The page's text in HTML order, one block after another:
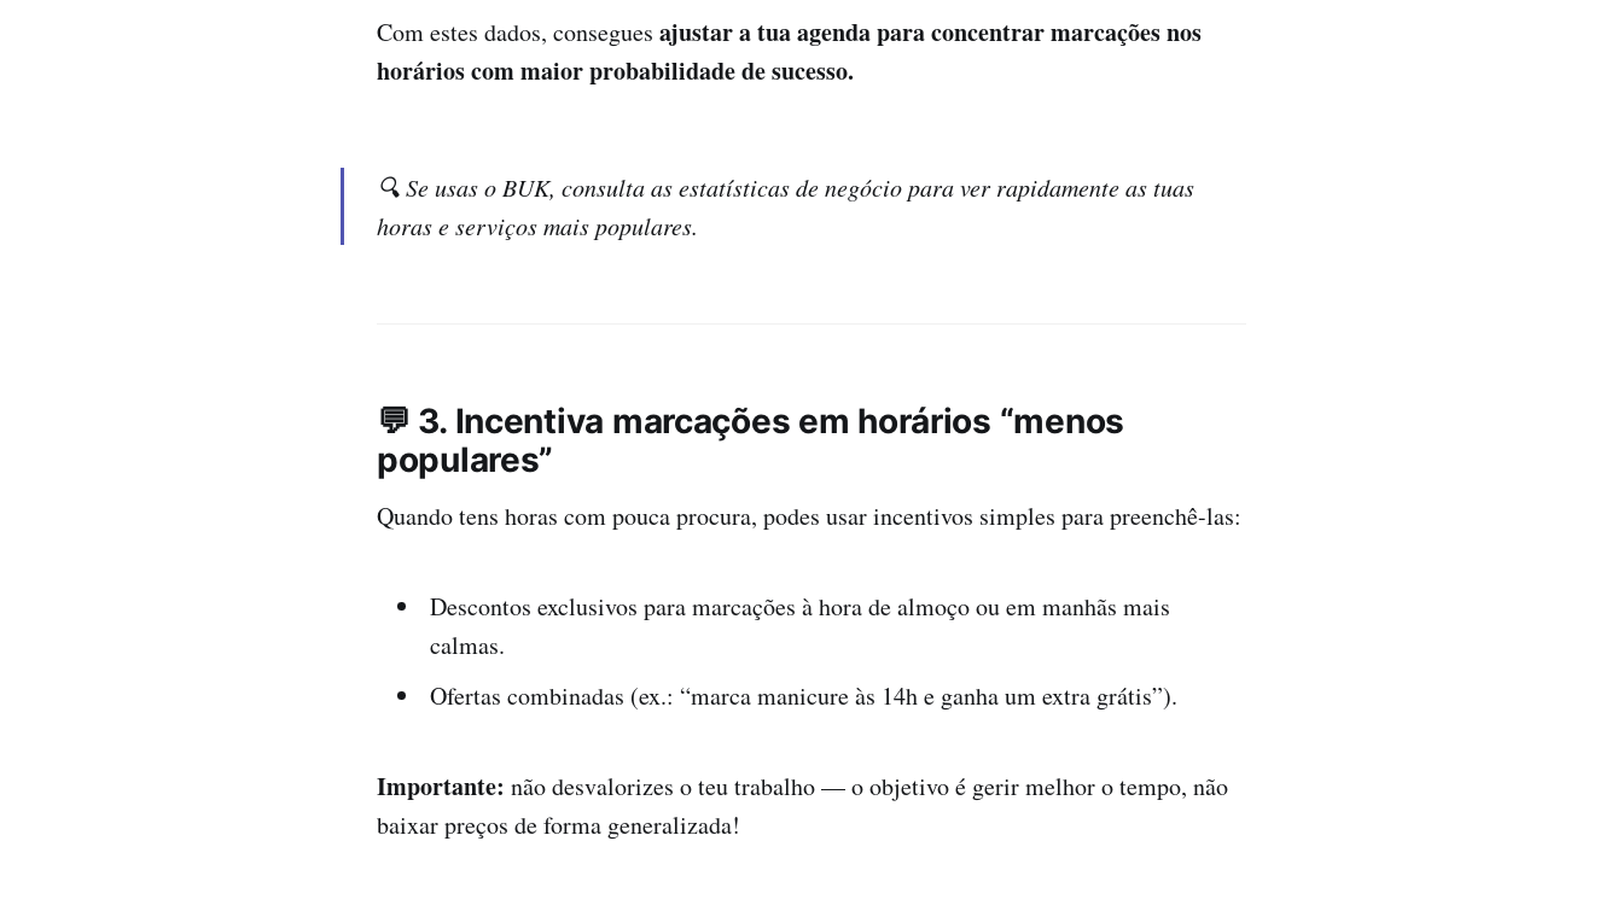
Com estes dados, consegues ajustar a tua agenda para concentrar marcações nos
horários com maior probabilidade de sucesso.
🔍 Se usas o BUK, consulta as estatísticas de negócio para ver rapidamente as tuas
horas e serviços mais populares.
💬 3. Incentiva marcações em horários “menos
populares”
Quando tens horas com pouca procura, podes usar incentivos simples para preenchê-las:
Descontos exclusivos para marcações à hora de almoço ou em manhãs mais
calmas.
Ofertas combinadas (ex.: “marca manicure às 14h e ganha um extra grátis”).
Importante: não desvalorizes o teu trabalho — o objetivo é gerir melhor o tempo, não
baixar preços de forma generalizada!